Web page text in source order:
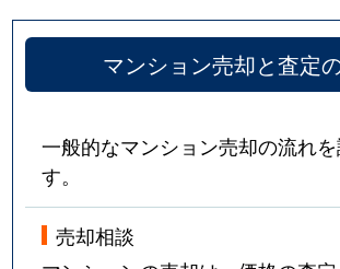
マンション売却と査定
一般的なマンション売却の流れを
す。
売却相談